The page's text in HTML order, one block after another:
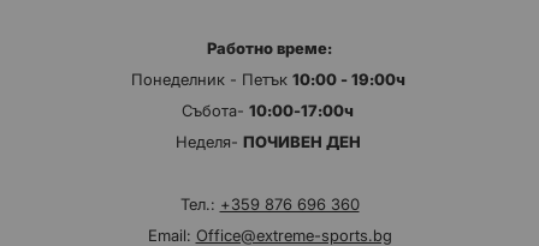
Работно време:
Понеделник - Петък 10:00 - 19:00ч
Събота- 10:00-17:00ч
Неделя- ПОЧИВЕН ДЕН
Тел.: +359 876 696 360
Email: Office@extreme-sports.bg